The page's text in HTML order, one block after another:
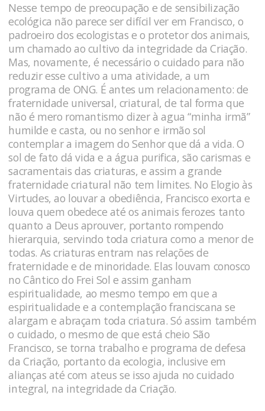
Nesse tempo de preocupação e de sensibilização
ecológica não parece ser difícil ver em Francisco, o
padroeiro dos ecologistas e o protetor dos animais,
um chamado ao cultivo da integridade da Criação.
Mas, novamente, é necessário o cuidado para não
reduzir esse cultivo a uma atividade, a um
programa de ONG. É antes um relacionamento: de
fraternidade universal, criatural, de tal forma que
não é mero romantismo dizer à agua “minha irmã”
humilde e casta, ou no senhor e irmão sol
contemplar a imagem do Senhor que dá a vida. O
sol de fato dá vida e a água purifica, são carismas e
sacramentais das criaturas, e assim a grande
fraternidade criatural não tem limites. No Elogio às
Virtudes, ao louvar a obediência, Francisco exorta e
louva quem obedece até os animais ferozes tanto
quanto a Deus aprouver, portanto rompendo
hierarquia, servindo toda criatura como a menor de
todas. As criaturas entram nas relações de
fraternidade e de minoridade. Elas louvam conosco
no Cântico do Frei Sol e assim ganham
espiritualidade, ao mesmo tempo em que a
espiritualidade e a contemplação franciscana se
alargam e abraçam toda criatura. Só assim também
o cuidado, o mesmo de que está cheio São
Francisco, se torna trabalho e programa de defesa
da Criação, portanto da ecologia, inclusive em
alianças até com ateus se isso ajuda no cuidado
integral, na integridade da Criação.